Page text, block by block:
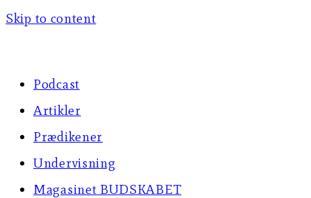
Skip to content
Podcast
Artikler
Prædikener
Undervisning
Magasinet BUDSKABET